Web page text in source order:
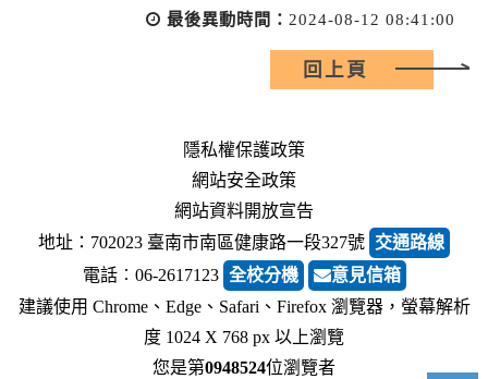
最後異動時間： 2024-08-12 08:41:00
回上頁
隱私權保護政策
網站安全政策
網站資料開放宣告
地址：702023 臺南市南區健康路一段327號 交通路線
電話︰06-2617123 全校分機
意見信箱
建議使用 Chrome、Edge、Safari、Firefox 瀏覽器，螢幕解析
度 1024 X 768 px 以上瀏覽
您是第0948524位瀏覽者